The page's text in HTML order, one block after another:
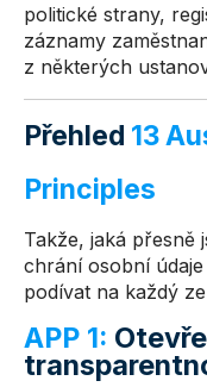
politické strany,
záznamy
z některých
Přehled 13
Principles
Takže, jaká přesně
chrání osobní
podívat na každý
APP 1: